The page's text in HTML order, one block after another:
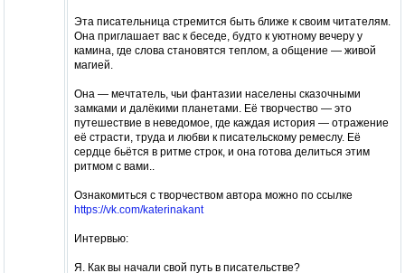
Эта писательница стремится быть ближе к своим читателям.
Она приглашает вас к беседе, будто к уютному вечеру у
камина, где слова становятся теплом, а общение — живой
магией.
Она — мечтатель, чьи фантазии населены сказочными
замками и далёкими планетами. Её творчество — это
путешествие в неведомое, где каждая история — отражение
её страсти, труда и любви к писательскому ремеслу. Её
сердце бьётся в ритме строк, и она готова делиться этим
ритмом с вами..
Ознакомиться с творчеством автора можно по ссылке
https://vk.com/katerinakant
Интервью:
Я. Как вы начали свой путь в писательстве?